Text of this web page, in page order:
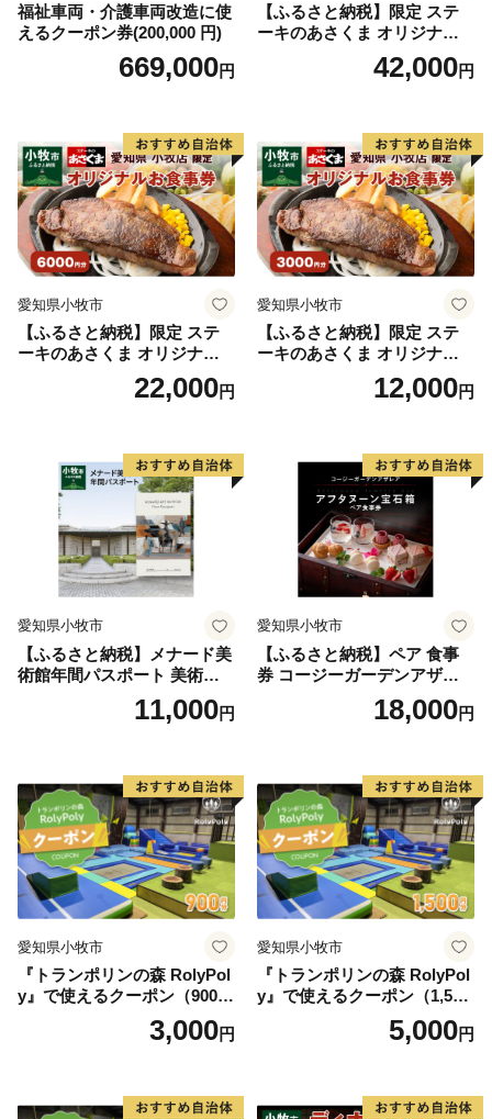
福祉車両・介護車両改造に使
えるクーポン券(200,000 円)
669,000円
【ふるさと納税】限定 ステ
ーキのあさくま オリジナル
お食事券 12000円 お好きなメ
ニュー 好きなだけ コーンス
県 小牧店 小牧市 チケット 送
料無料
42,000円
愛知県小牧市
【ふるさと納税】限定 ステ
ーキのあさくま オリジナル
お食事券 6000円 お好きなメ
ニュー 好きなだけ コーンス
県 小牧店 小牧市 チケット 送
料無料
22,000円
愛知県小牧市
【ふるさと納税】限定 ステ
ーキのあさくま オリジナル
お食事券 3000円 お好きなメ
ニュー 好きなだけ コーンス
県 小牧店 小牧市 チケット 送
12,000円
愛知県小牧市
【ふるさと納税】メナード美
術館年間パスポート 美術館
11,000円
愛知県小牧市
【ふるさと納税】ペア 食事
券 コージーガーデンアザレ
ア アフタヌーン宝石箱 ホテ
ル特製 デザート 6種類 サン
ティー チケット 券 2名様分
お祝 誕生日 記念日 名鉄小牧
ホテル 愛知県 小牧市 送料無
料
18,000円
愛知県小牧市
『トランポリンの森 RolyPol
y』で使えるクーポン（900
3,000円
愛知県小牧市
『トランポリンの森 RolyPol
y』で使えるクーポン（1,500
5,000円